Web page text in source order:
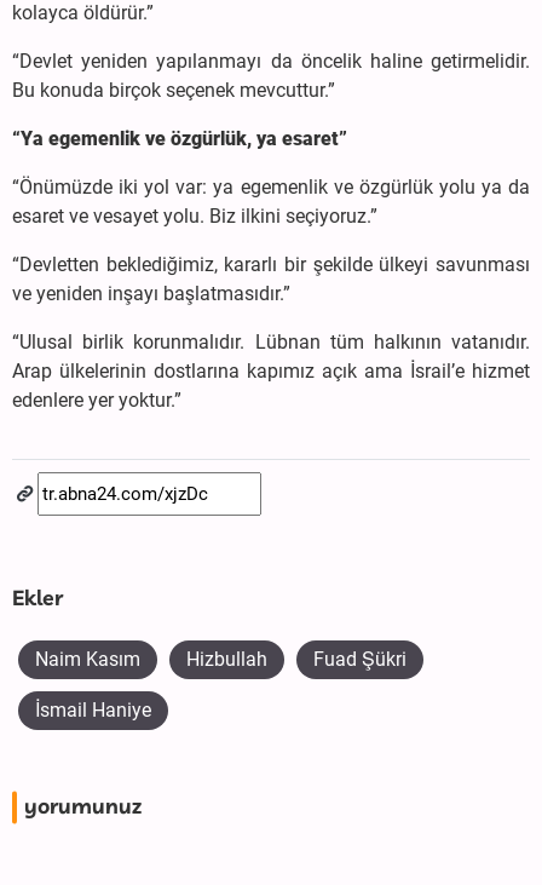
kolayca öldürür.”
“Devlet yeniden yapılanmayı da öncelik haline getirmelidir.
Bu konuda birçok seçenek mevcuttur.”
“Ya egemenlik ve özgürlük, ya esaret”
“Önümüzde iki yol var: ya egemenlik ve özgürlük yolu ya da
esaret ve vesayet yolu. Biz ilkini seçiyoruz.”
“Devletten beklediğimiz, kararlı bir şekilde ülkeyi savunması
ve yeniden inşayı başlatmasıdır.”
“Ulusal birlik korunmalıdır. Lübnan tüm halkının vatanıdır.
Arap ülkelerinin dostlarına kapımız açık ama İsrail’e hizmet
edenlere yer yoktur.”
Ekler
Naim Kasım Hizbullah Fuad Şükri
İsmail Haniye
yorumunuz